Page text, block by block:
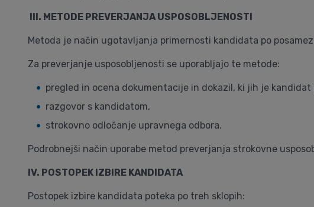
III. METODE PREVERJANJA USPOSOBLJENOSTI
Metoda je način ugotavljanja primernosti kandidata po
Za preverjanje usposobljenosti se uporabljajo te metode:
pregled in ocena dokumentacije in dokazil, ki jih je
razgovor s kandidatom,
strokovno odločanje upravnega odbora.
Podrobnejši način uporabe metod preverjanja strokovne
IV. POSTOPEK IZBIRE KANDIDATA
Postopek izbire kandidata poteka po treh sklopih: